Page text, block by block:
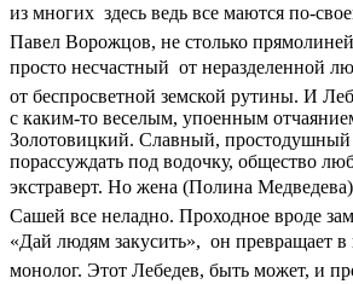
из многих  здесь ведь все маются по-
Павел Ворожцов, не столько
просто несчастный  от неразделенной
от беспросветной земской рутины. И
с каким-то веселым, упоенным
Золотовицкий. Славный,
порассуждать под водочку, общество
экстраверт. Но жена (Полина Медведева)
Сашей все неладно. Проходное вроде
«Дай людям закусить»,  он превращает
монолог. Этот Лебедев, быть может, и